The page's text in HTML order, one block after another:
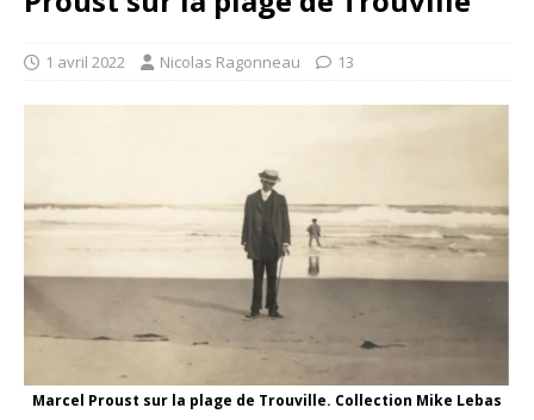
1 avril 2022 Nicolas Ragonneau 13
Marcel Proust sur la plage de Trouville. Collection Mike Lebas